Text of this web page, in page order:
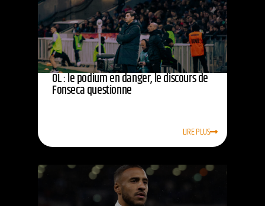
OL : le podium en danger, le discours de
Fonseca questionne
LIRE PLUS